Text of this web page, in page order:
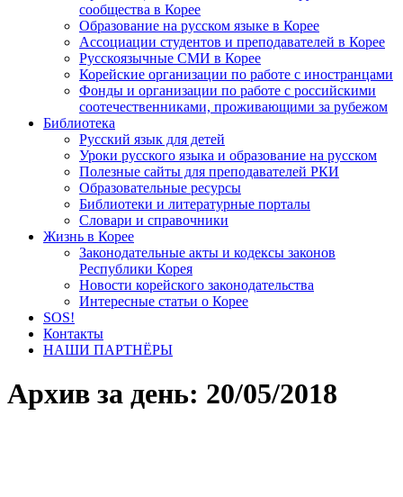
сообщества в Корее
Образование на русском языке в Корее
Ассоциации студентов и преподавателей в Корее
Русскоязычные СМИ в Корее
Корейские организации по работе с иностранцами
Фонды и организации по работе с российскими
соотечественниками, проживающими за рубежом
Библиотека
Русский язык для детей
Уроки русского языка и образование на русском
Полезные сайты для преподавателей РКИ
Образовательные ресурсы
Библиотеки и литературные порталы
Словари и справочники
Жизнь в Корее
Законодательные акты и кодексы законов
Республики Корея
Новости корейского законодательства
Интересные статьи о Корее
SOS!
Контакты
НАШИ ПАРТНЁРЫ
Архив за день: 20/05/2018